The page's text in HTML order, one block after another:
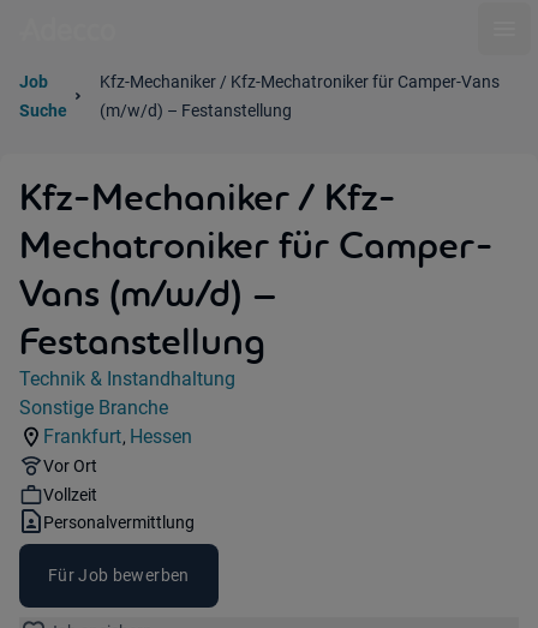
Job
Suche
Kfz-Mechaniker / Kfz-Mechatroniker für Camper-Vans
(m/w/d) – Festanstellung
Kfz-Mechaniker / Kfz-
Mechatroniker für Camper-
Vans (m/w/d) –
Festanstellung
Jobdetails
Kategorie:
Technik & Instandhaltung
Industry:
Sonstige Branche
Standorte:
Frankfurt,
Region:
Hessen
Remote Option:
Vor Ort
Workhours:
Vollzeit
Vertragsart:
Personalvermittlung
Für Job bewerben